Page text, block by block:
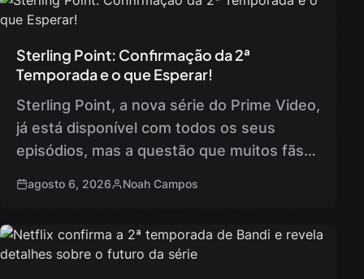
Sterling Point: Confirmação da 2ª
Temporada e o que Esperar!
Sterling Point, a nova série do Prime Video,
já está disponível com todos os seus
episódios, mas a questão que muitos fãs
agosto 6, 2026 Noah Campos